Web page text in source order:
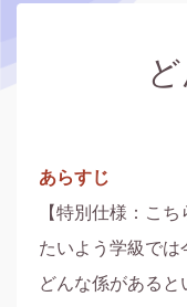
あらすじ
【特別仕様：こ
たいよう学級では
どんな係がある